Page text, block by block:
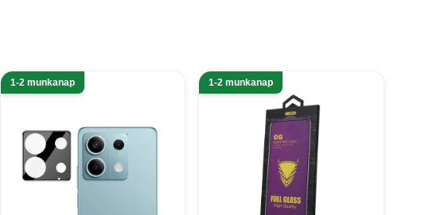
1-2 munkanap 1-2 munkanap